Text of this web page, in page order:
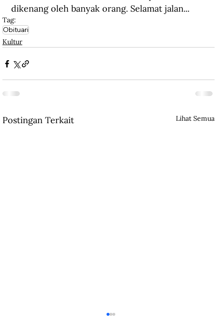
dikenang oleh banyak orang. Selamat jalan...
Tag:
Obituari
Kultur
Postingan Terkait Lihat Semua